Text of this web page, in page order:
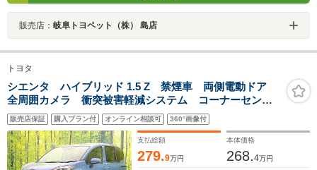
販売店： 岐阜トヨペット（株） 島店
トヨタ
シエンタ ハイブリッド 1.5 Z 禁煙車 両側電動ドア
全周囲カメラ 衝突被害軽減システム コーナーセンサ
ー スマートキー LEDヘッド ETC2.0 オートハイビ
ーム 車線逸脱警報 オートライト オートエアコン
Bluetooth
販売店保証 購入プラン付 オンライン相談可 360°画像付
支払総額
279.9万円
本体価格
268.4万円